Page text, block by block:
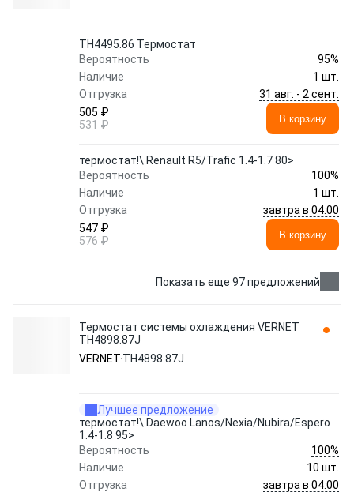
TH4495.86 Термостат
Вероятность
95%
Наличие
1 шт.
Отгрузка
31 авг. - 2 сент.
505 ₽
531 ₽
В корзину
термостат!\ Renault R5/Trafic 1.4-1.7 80>
Вероятность
100%
Наличие
1 шт.
Отгрузка
завтра в 04:00
547 ₽
576 ₽
В корзину
Показать еще 97 предложений
Термостат системы охлаждения VERNET
TH4898.87J
VERNET TH4898.87J
Лучшее предложение
термостат!\ Daewoo Lanos/Nexia/Nubira/Espero
1.4-1.8 95>
Вероятность
100%
Наличие
10 шт.
Отгрузка
завтра в 04:00